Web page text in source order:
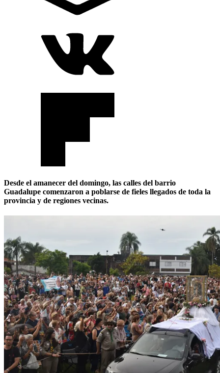
Desde el amanecer del domingo, las calles del barrio
Guadalupe comenzaron a poblarse de fieles llegados de toda la
provincia y de regiones vecinas.